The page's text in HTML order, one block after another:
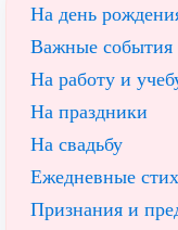
На день
Важные события
На работу и
На праздники
На свадьбу
Ежедневные
Признания и